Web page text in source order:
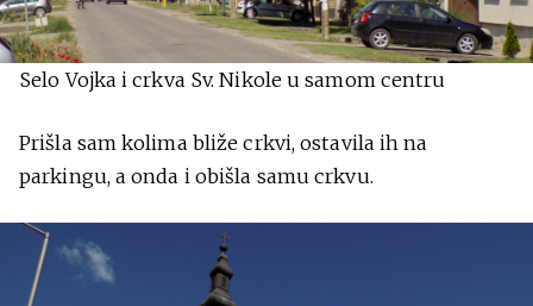
Selo Vojka i crkva Sv. Nikole u samom centru
Prišla sam kolima bliže crkvi, ostavila ih na
parkingu, a onda i obišla samu crkvu.